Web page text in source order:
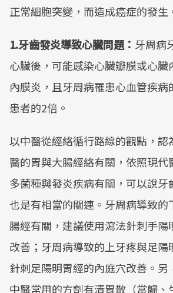
正常細胞突變，而造成癌症的發生
1.牙齒發炎導致心臟問題： 牙周病
心臟後，可能感染心臟瓣膜或心
內膜炎，且牙周病罹患心血管疾
患者的2倍。
以中醫從經絡循行路線的觀點，認
醫的胃與大腸經絡有關，依照現
多菌種與發炎疾病有關，可以說牙
也是有相當的關連。牙周病導致的
腸經有關，建議使用瀉法針刺手陽
改善；牙周病導致的上牙疼與足陽
針刺足陽明胃經的內庭穴改善。另
中醫常用的方劑有清胃散（當歸、